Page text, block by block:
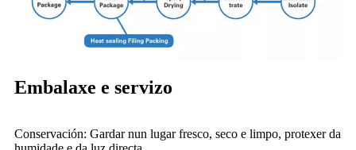
Embalaxe e servizo
Conservación: Gardar nun lugar fresco, seco e limpo, protexer da